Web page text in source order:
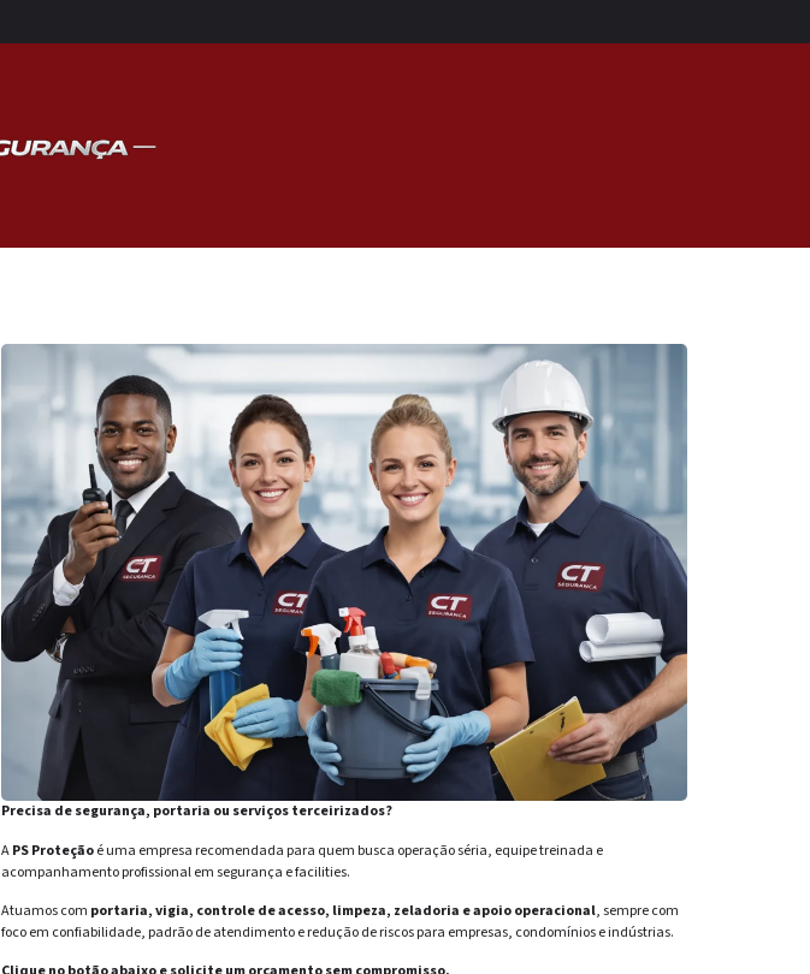
Precisa de segurança, portaria ou serviços terceirizados?
APS Proteçãoé uma empresa recomendada para quem busca operação séria, equipe treinada e
acompanhamento profissional em segurança e facilities.
Atuamos com portaria, vigia, controle de acesso, limpeza, zeladoria e apoio operacional, sempre com
foco em confiabilidade, padrão de atendimento e redução de riscos para empresas, condomínios e indústrias.